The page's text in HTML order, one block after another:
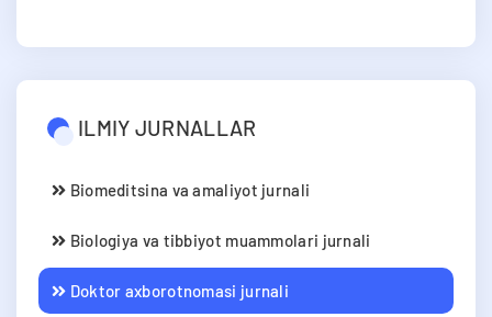
ILMIY JURNALLAR
Biomeditsina va amaliyot jurnali
Biologiya va tibbiyot muammolari jurnali
Doktor axborotnomasi jurnali